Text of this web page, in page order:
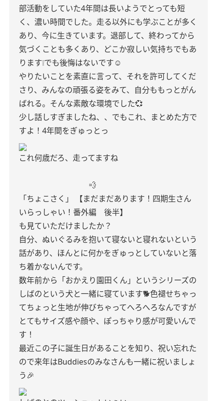
部活動をしていた4年間は長いようでとっても短
く、濃い時間でした。走る以外にも学ぶことが多く
あり、今に生きています。退部して、終わってから
気づくことも多くあり、どこか寂しい気持ちでもあ
ります❕でも後悔はないです☺︎
やりたいことを素直に言って、それを許可してくだ
さり、みんなの頑張る姿をみて、自分ももっとがん
ばれる。そんな素敵な環境でした💞
少し話しすぎましたね、、でもこれ、まとめた方で
すよ！4年間をぎゅっとっ
これ何歳だろ、走ってますね
💨
「ちょこさく」
【まだまだあります！四期生さん
いらっしゃい！番外編 後半】
も見ていただけましたか？
自分、ぬいぐるみを抱いて寝ないと寝れないという
話があり、ほんとに何かをぎゅっとしていないと落
ち着かないんです。
数年前から「おかえり園田くん」というシリーズの
しばのという犬と一緒に寝ています🐕色褪せちゃっ
てちょっと生地が伸びちゃってへろへろなんですが
とてもサイズ感や顔や、ぽっちゃり感が可愛いんで
す！
最近この子に誕生日があることを知り、祝い忘れた
ので来年はBuddiesのみなさんも一緒に祝いましょ
う🎉